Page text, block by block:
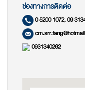
ช่องทางการติดต่อ
0 5200 1072, 09
0931340262